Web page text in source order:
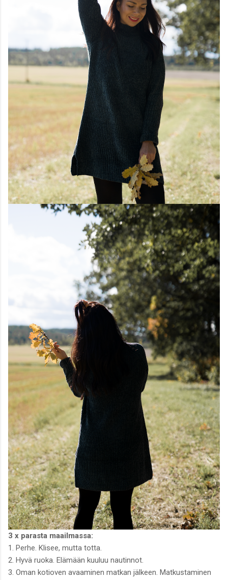
3 x parasta maailmassa:
1. Perhe. Klisee, mutta totta.
2. Hyvä ruoka. Elämään kuuluu nautinnot.
3. Oman kotioven avaaminen matkan jälkeen. Matkustaminen